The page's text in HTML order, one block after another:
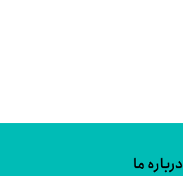
درباره ما